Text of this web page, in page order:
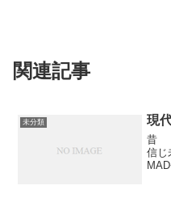
関連記事
未分類 現
昔
信